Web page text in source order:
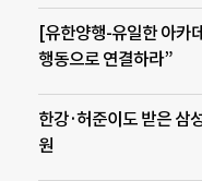
[유한양행-유일한 아카
행동으로 연결하라”
한강·허준이도 받은 삼
원